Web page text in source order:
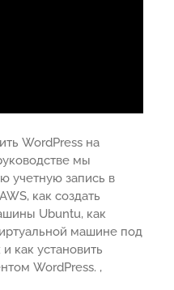
WordPress на
мы
учетную запись в
как создать
Ubuntu, как
машине под
как установить
WordPress. ,